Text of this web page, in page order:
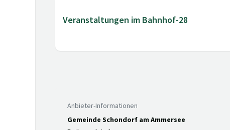
Veranstaltungen im Bahnhof-28
Anbieter-Informationen
Gemeinde Schondorf am Ammersee